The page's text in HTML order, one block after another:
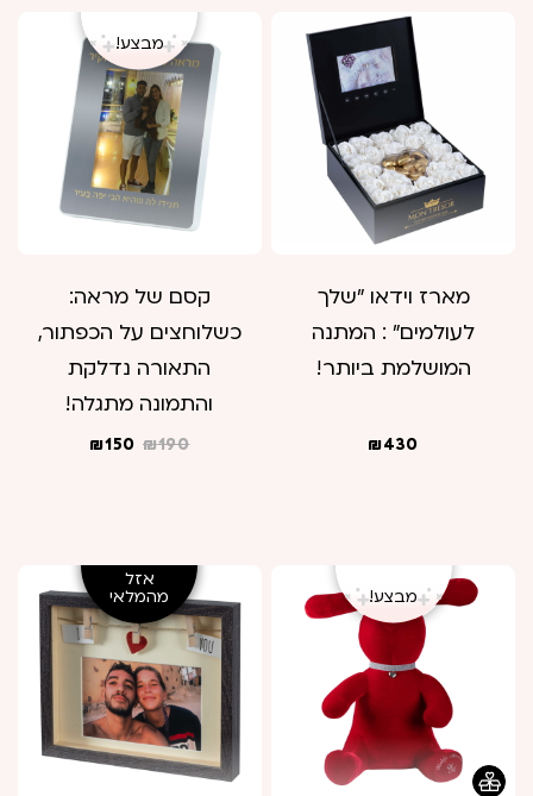
מארז וידאו "שלך
לעולמים" : המתנה
המושלמת ביותר!
₪430
מבצע!
קסם של מראה:
כשלוחצים על הכפתור,
התאורה נדלקת
והתמונה מתגלה!
₪190
המחיר
₪190.
₪150
המחיר
₪150.
מבצע! מבצע!
אזל
מהמלאי